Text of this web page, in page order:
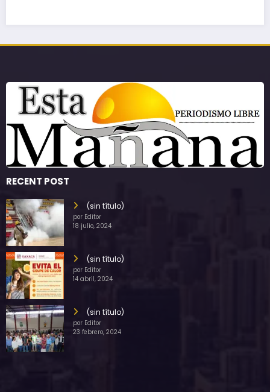
RECENT POST
(sin título)
por Editor
18 julio, 2024
(sin título)
por Editor
14 abril, 2024
(sin título)
por Editor
23 febrero, 2024